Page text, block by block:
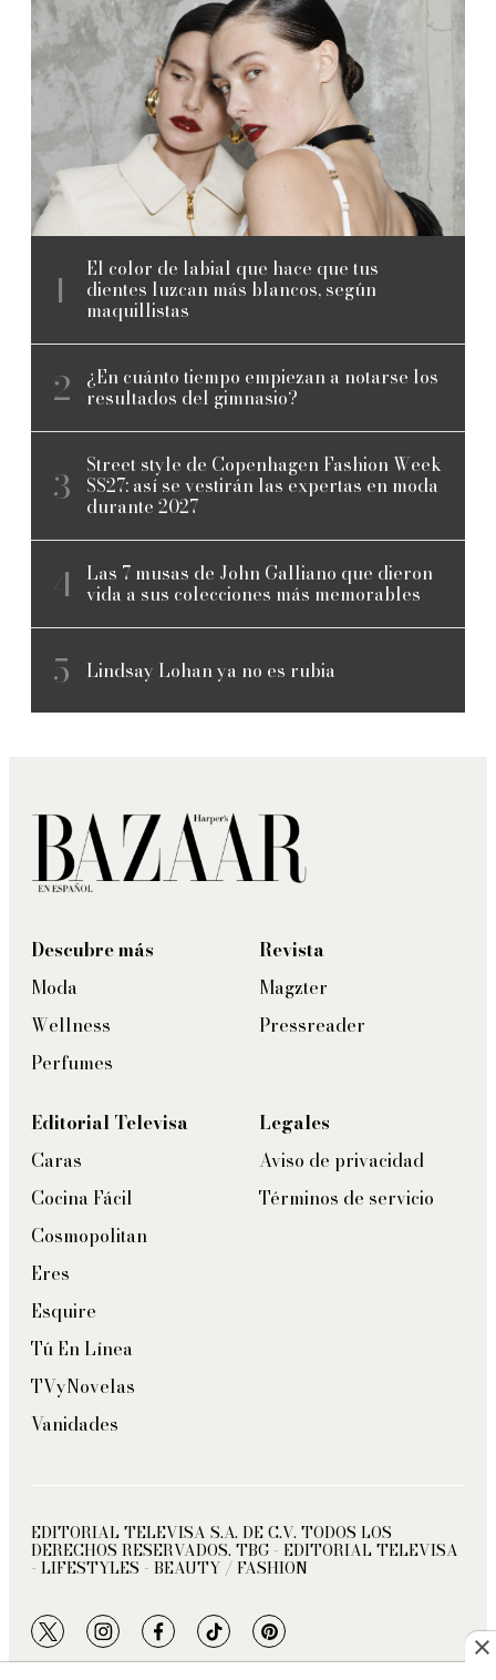
El color de labial que hace que tus
dientes luzcan más blancos, según
maquillistas
¿En cuánto tiempo empiezan a notarse los
resultados del gimnasio?
Street style de Copenhagen Fashion Week
SS27: así se vestirán las expertas en moda
durante 2027
Las 7 musas de John Galliano que dieron
vida a sus colecciones más memorables
Lindsay Lohan ya no es rubia
Descubre más
Moda
Wellness
Perfumes
Revista
Magzter
Pressreader
Editorial Televisa
Caras
Cocina Fácil
Cosmopolitan
Eres
Esquire
Tú En Línea
TVyNovelas
Vanidades
Legales
Aviso de privacidad
Términos de servicio
EDITORIAL TELEVISA S.A. DE C.V. TODOS LOS
DERECHOS RESERVADOS. TBG - EDITORIAL TELEVISA
- LIFESTYLES - BEAUTY / FASHION
twitterinstagramfacebooktiktokpinterest